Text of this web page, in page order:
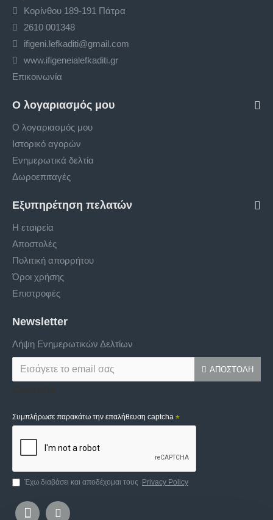
Κορίνθου 189-191 Πάτρα
2610 001348
ifigeni.lefkaditi@gmail.com
www.ifigeneialefkaditi.gr
Επικοινωνία
Ο λογαριασμός μου
Ο λογαριασμός μου
Ιστορικό αγορών
Ενημερωτικά δελτία
Δωροεπιταγές
Εξυπηρέτηση πελατών
Η εταιρεία
Αποστολές
Πολιτική απορρήτου
Όροι χρήσης
Επιστροφές
Newsletter
Λήψη Ενημερωτικών Δελτίων
ΑΠΟΣΤΟΛΉ
Συμπλήρωσε παρακάτω την επαλήθευση captcha
Έχω διαβάσει και αποδέχομαι τους Privacy Policy